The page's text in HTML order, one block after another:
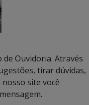
de Ouvidoria. Através
tirar dúvidas,
site você